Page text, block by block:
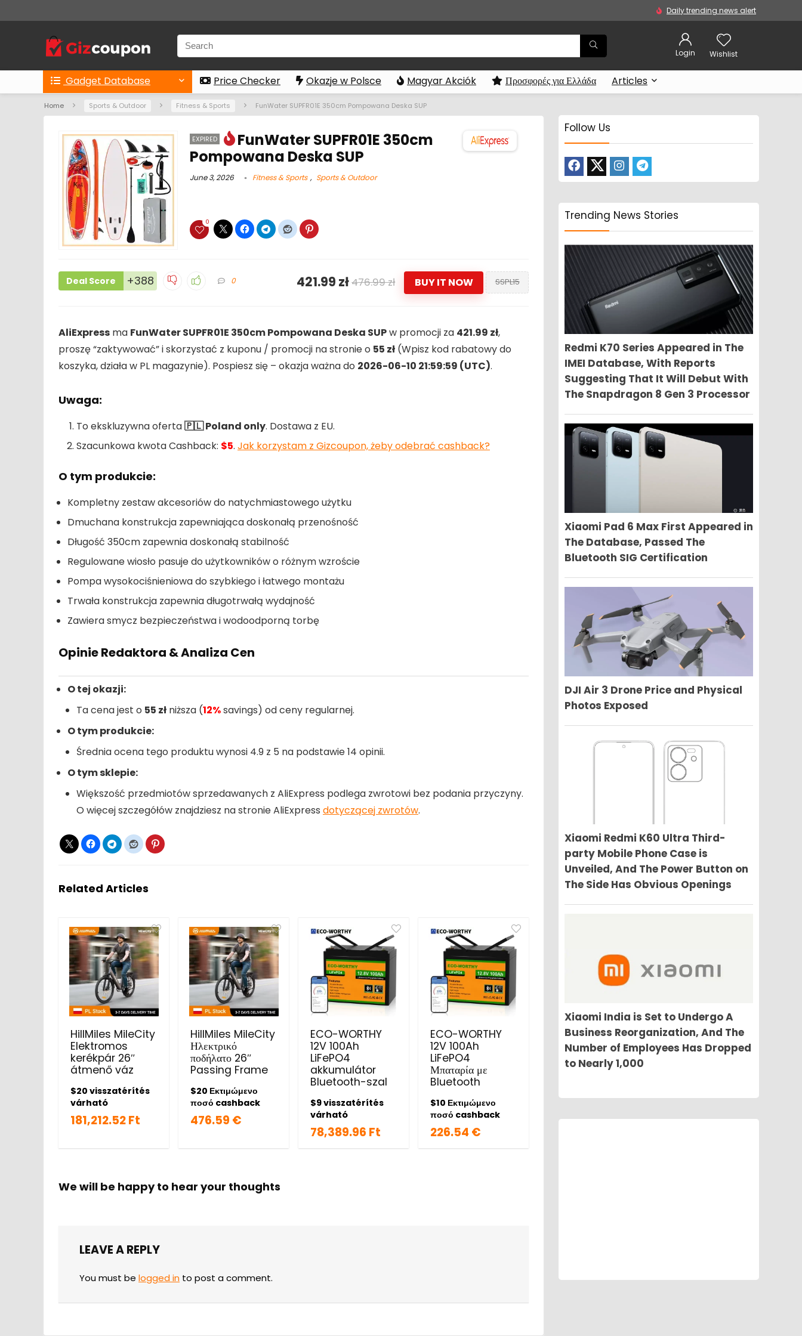
Daily trending news alert
Login Wishlist
Gadget Database Price Checker Okazje w Polsce Magyar Akciók Προσφορές για Ελλάδα Articles
Home Sports & Outdoor Fitness & Sports FunWater SUPFR01E 350cm Pompowana Deska SUP
EXPIRED
FunWater SUPFR01E 350cm
Pompowana Deska SUP
June 3, 2026 Fitness & Sports , Sports & Outdoor
0
Deal Score +388 0 421.99 zł476.99 zł BUY IT NOW SSPL15
AliExpress ma FunWater SUPFR01E 350cm Pompowana Deska SUPw promocji za 421.99 zł,
proszę “zaktywować” i skorzystać z kuponu / promocji na stronie o 55 zł (Wpisz kod rabatowy do
koszyka, działa w PL magazynie). Pospiesz się – okazja ważna do 2026-06-10 21:59:59 (UTC).
Uwaga:
To ekskluzywna oferta🇵🇱 Poland only. Dostawa z EU.
Szacunkowa kwota Cashback: $5. Jak korzystam z Gizcoupon, żeby odebrać cashback?
O tym produkcie:
Kompletny zestaw akcesoriów do natychmiastowego użytku
Dmuchana konstrukcja zapewniająca doskonałą przenośność
Długość 350cm zapewnia doskonałą stabilność
Regulowane wiosło pasuje do użytkowników o różnym wzroście
Pompa wysokociśnieniowa do szybkiego i łatwego montażu
Trwała konstrukcja zapewnia długotrwałą wydajność
Zawiera smycz bezpieczeństwa i wodoodporną torbę
Opinie Redaktora & Analiza Cen
O tej okazji:
Ta cena jest o 55 zł niższa (12%savings) od ceny regularnej.
O tym produkcie:
Średnia ocena tego produktu wynosi 4.9 z 5 na podstawie 14 opinii.
O tym sklepie:
Większość przedmiotów sprzedawanych z AliExpress podlega zwrotowi bez podania przyczyny.
O więcej szczegółów znajdziesz na stronie AliExpress dotyczącej zwrotów.
Related Articles
HillMiles MileCity
Elektromos
kerékpár 26″
átmenő váz
$20 visszatérítés
várható
181,212.52 Ft
HillMiles MileCity
Ηλεκτρικό
ποδήλατο 26″
Passing Frame
$20 Εκτιμώμενο
ποσό cashback
476.59 €
ECO-WORTHY
12V 100Ah
LiFePO4
akkumulátor
Bluetooth-szal
$9 visszatérítés
várható
78,389.96 Ft
ECO-WORTHY
12V 100Ah
LiFePO4
Μπαταρία με
Bluetooth
$10 Εκτιμώμενο
ποσό cashback
226.54 €
We will be happy to hear your thoughts
LEAVE A REPLY
You must be logged in to post a comment.
Follow Us
Trending News Stories
Redmi K70 Series Appeared in The
IMEI Database, With Reports
Suggesting That It Will Debut With
The Snapdragon 8 Gen 3 Processor
Xiaomi Pad 6 Max First Appeared in
The Database, Passed The
Bluetooth SIG Certification
DJI Air 3 Drone Price and Physical
Photos Exposed
Xiaomi Redmi K60 Ultra Third-
party Mobile Phone Case is
Unveiled, And The Power Button on
The Side Has Obvious Openings
Xiaomi India is Set to Undergo A
Business Reorganization, And The
Number of Employees Has Dropped
to Nearly 1,000